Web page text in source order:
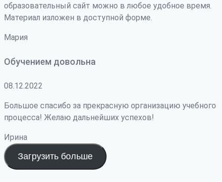
образовательный сайт можно в любое удобное время.
Материал изложен в доступной форме.
Мария
Обучением довольна
08.12.2022
Большое спасибо за прекрасную организацию учебного
процесса! Желаю дальнейших успехов!
Ирина
Загрузить больше